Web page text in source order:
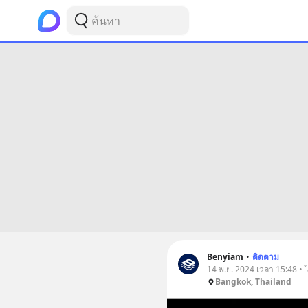
Benyiam • ติดตาม
14 พ.ย. 2024 เวลา 15:48 •
Bangkok, Thailand